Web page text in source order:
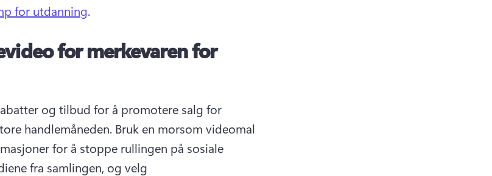
for utdanning.
for merkevaren for
og tilbud for å promotere salg for
handlemåneden. Bruk en morsom videomal
for å stoppe rullingen på sosiale
fra samlingen, og velg